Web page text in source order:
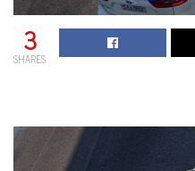
3
SHARES